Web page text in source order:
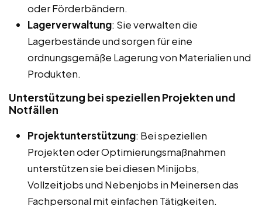
oder Förderbändern.
Lagerverwaltung: Sie verwalten die
Lagerbestände und sorgen für eine
ordnungsgemäße Lagerung von Materialien und
Produkten.
Unterstützung bei speziellen Projekten und
Notfällen
Projektunterstützung: Bei speziellen
Projekten oder Optimierungsmaßnahmen
unterstützen sie bei diesen Minijobs,
Vollzeitjobs und Nebenjobs in Meinersen das
Fachpersonal mit einfachen Tätigkeiten.